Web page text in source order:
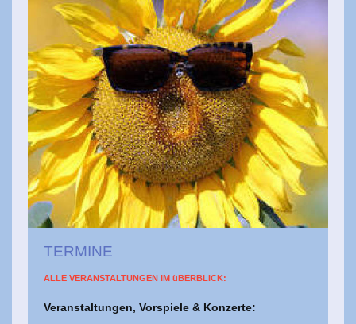
TERMINE
ALLE VERANSTALTUNGEN IM üBERBLICK:
Veranstaltungen, Vorspiele & Konzerte: